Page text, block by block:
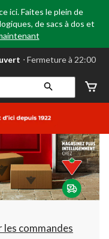
ici. Faites le plein de
de sacs à dos et
⋅ Fermeture à 22:00
commandes